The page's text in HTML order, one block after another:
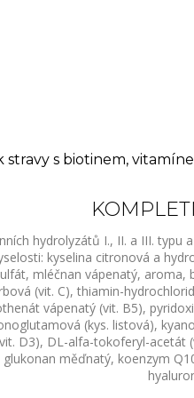
stravy s biotinem,
hydrolyzátů I., II. a III. typu a
kyselina citronová a
mléčnan vápenatý, aroma,
(vit. C), thiamin-
vápenatý (vit. B5),
(kys. listová),
D3), DL-alfa-tokoferyl-acetát
měďnatý, koenzym